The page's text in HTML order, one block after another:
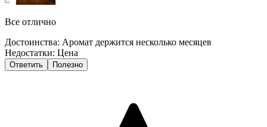
Все отлично
Достоинства: Аромат держится несколько месяцев
Недостатки: Цена
Ответить Полезно